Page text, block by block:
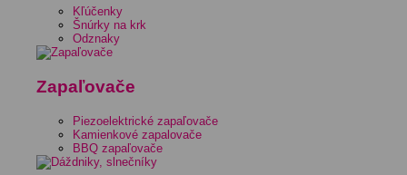
Kľúčenky
Šnúrky na krk
Odznaky
Zapaľovače
Piezoelektrické zapaľovače
Kamienkové zapalovače
BBQ zapaľovače